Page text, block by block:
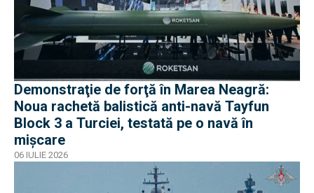
Demonstraţie de forţă în Marea Neagră:
Noua rachetă balistică anti-navă Tayfun
Block 3 a Turciei, testată pe o navă în
mișcare
06 IULIE 2026